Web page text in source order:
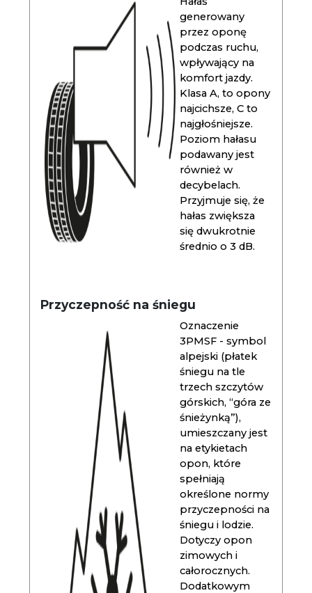
generowany
przez oponę
podczas ruchu,
wpływający na
komfort jazdy.
Klasa A, to opony
najcichsze, C to
najgłośniejsze.
Poziom hałasu
podawany jest
również w
decybelach.
Przyjmuje się, że
hałas zwiększa
się dwukrotnie
średnio o 3 dB.
Przyczepność na śniegu
Oznaczenie
3PMSF - symbol
alpejski (płatek
śniegu na tle
trzech szczytów
górskich, “góra ze
śnieżynką”),
umieszczany jest
na etykietach
opon, które
spełniają
określone normy
przyczepności na
śniegu i lodzie.
Dotyczy opon
zimowych i
całorocznych.
Dodatkowym